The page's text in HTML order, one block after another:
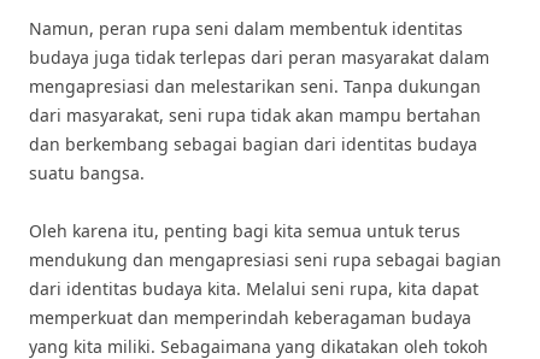
Namun, peran rupa seni dalam membentuk identitas
budaya juga tidak terlepas dari peran masyarakat dalam
mengapresiasi dan melestarikan seni. Tanpa dukungan
dari masyarakat, seni rupa tidak akan mampu bertahan
dan berkembang sebagai bagian dari identitas budaya
suatu bangsa.
Oleh karena itu, penting bagi kita semua untuk terus
mendukung dan mengapresiasi seni rupa sebagai bagian
dari identitas budaya kita. Melalui seni rupa, kita dapat
memperkuat dan memperindah keberagaman budaya
yang kita miliki. Sebagaimana yang dikatakan oleh tokoh